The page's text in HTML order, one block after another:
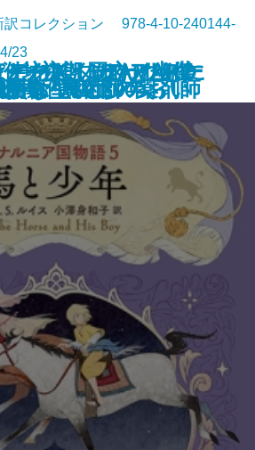
語6 魔術師のおい
贄は
事件
坊主と同心、幽世
ォーズ UTAMARO
わたしはわたしに
─初期ミステリ傑
クスター・ウォー
訳コレクション 978-4-10-240144-
23
語5 馬と少年
討ち 幽世の薬剤師
な壁〔上〕
な壁〔下〕
〕
〕